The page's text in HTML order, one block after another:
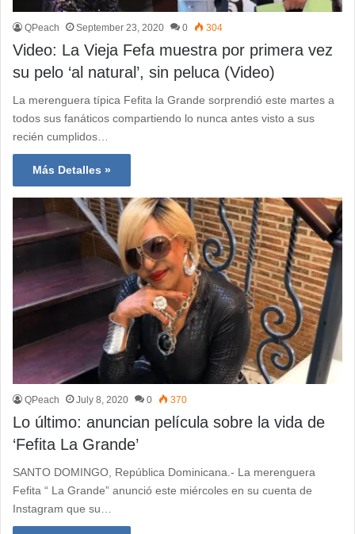
QPeach September 23, 2020 0 304
Video: La Vieja Fefa muestra por primera vez
su pelo ‘al natural’, sin peluca (Video)
La merenguera típica Fefita la Grande sorprendió este martes a
todos sus fanáticos compartiendo lo nunca antes visto a sus
recién cumplidos…
Más Detalles »
QPeach July 8, 2020 0 370
Lo último: anuncian película sobre la vida de
‘Fefita La Grande’
SANTO DOMINGO, República Dominicana.- La merenguera
Fefita “ La Grande” anunció este miércoles en su cuenta de
Instagram que su…